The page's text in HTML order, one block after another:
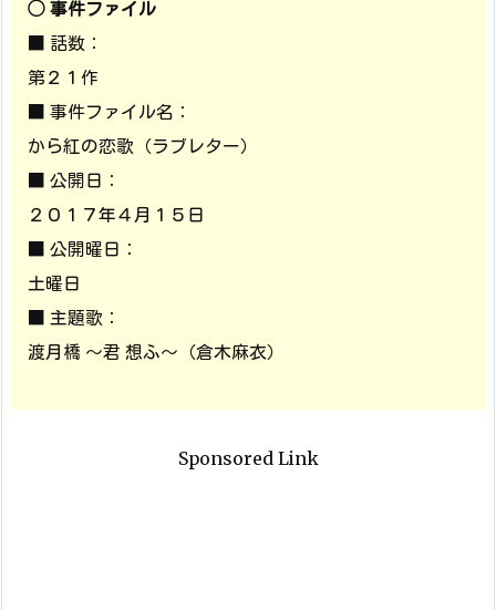
◯ 事件ファイル
■ 話数：
第２１作
■ 事件ファイル名：
から紅の恋歌（ラブレター）
■ 公開日：
２０１７年４月１５日
■ 公開曜日：
土曜日
■ 主題歌：
渡月橋 ～君 想ふ～（倉木麻衣）
Sponsored Link